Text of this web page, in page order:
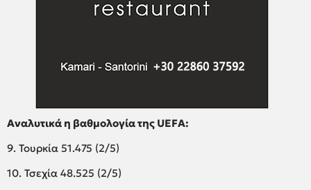
Αναλυτικά η βαθμολογία της UEFA:
9. Τουρκία 51.475 (2/5)
10. Τσεχία 48.525 (2/5)